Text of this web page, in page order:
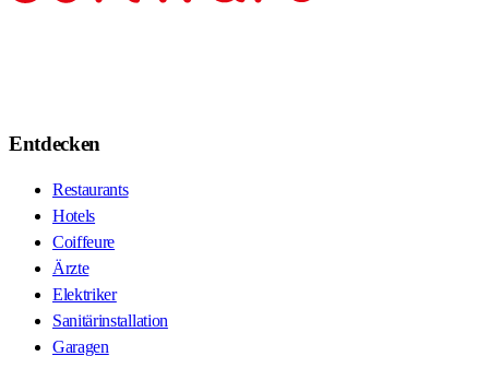
Entdecken
Restaurants
Hotels
Coiffeure
Ärzte
Elektriker
Sanitärinstallation
Garagen